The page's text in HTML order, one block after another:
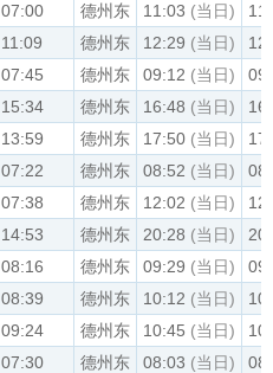
07:00 德州东 11:03 (当日)
11:09 德州东 12:29 (当日)
07:45 德州东 09:12 (当日)
15:34 德州东 16:48 (当日)
13:59 德州东 17:50 (当日)
07:22 德州东 08:52 (当日)
07:38 德州东 12:02 (当日)
14:53 德州东 20:28 (当日)
08:16 德州东 09:29 (当日)
08:39 德州东 10:12 (当日)
09:24 德州东 10:45 (当日)
07:30 德州东 08:03 (当日)